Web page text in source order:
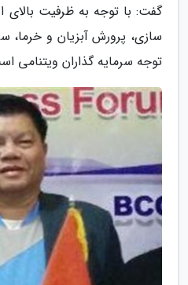
گفت: با توجه به ظرفیت بالای
سازی، پرورش آبزیان و خرما،
توجه سرمایه گذاران ویتنامی